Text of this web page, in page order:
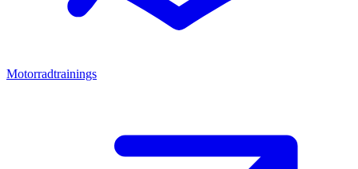
Motorradtrainings